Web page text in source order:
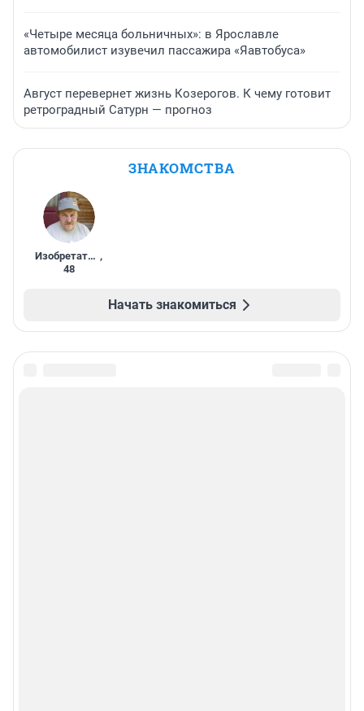
«Четыре месяца больничных»: в Ярославле
автомобилист изувечил пассажира «Яавтобуса»
Август перевернет жизнь Козерогов. К чему готовит
ретроградный Сатурн — прогноз
ЗНАКОМСТВА
Изобретатель ,
48
Начать знакомиться